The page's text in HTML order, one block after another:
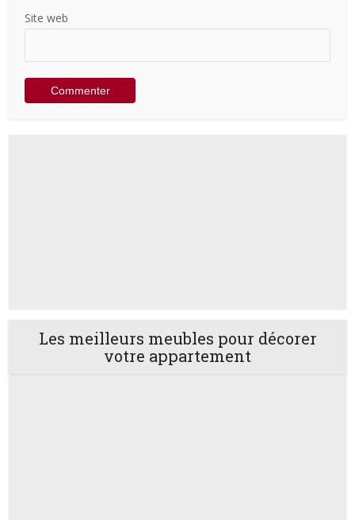
Site web
Les meilleurs meubles pour décorer
votre appartement